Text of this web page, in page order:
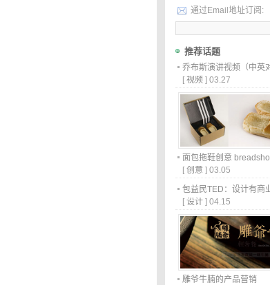
通过Email地址订阅:
推荐话题
乔布斯演讲视频（中英
[ 视频 ] 03.27
面包拖鞋创意
[ 创意 ] 03.05
包益民TED：设计有商
[ 设计 ] 04.15
雕爷牛腩的产品营销